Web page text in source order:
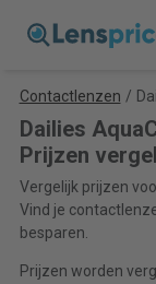
Contactlenzen /
Dailies
Prijzen
Vergelijk prijzen
Vind je
besparen.
Prijzen worden